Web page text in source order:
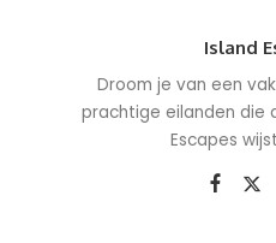
Island
Droom je van een
prachtige eilanden die
Escapes